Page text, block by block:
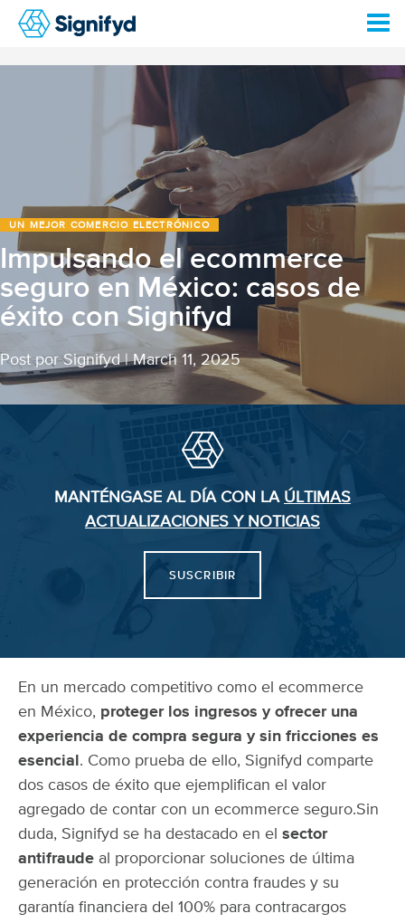
UN MEJOR COMERCIO ELECTRÓNICO
Impulsando el ecommerce
seguro en México: casos de
éxito con Signifyd
Post por Signifyd|March 11, 2025
MANTÉNGASE AL DÍA CON LA ÚLTIMAS
ACTUALIZACIONES Y NOTICIAS
SUSCRIBIR
En un mercado competitivo como el ecommerce
en México, proteger los ingresos y ofrecer una
experiencia de compra segura y sin fricciones es
esencial . Como prueba de ello, Signifyd comparte
dos casos de éxito que ejemplifican el valor
agregado de contar con un ecommerce seguro.Sin
duda, Signifyd se ha destacado en el sector
antifraude al proporcionar soluciones de última
generación en protección contra fraudes y su
garantía financiera del 100% para contracargos